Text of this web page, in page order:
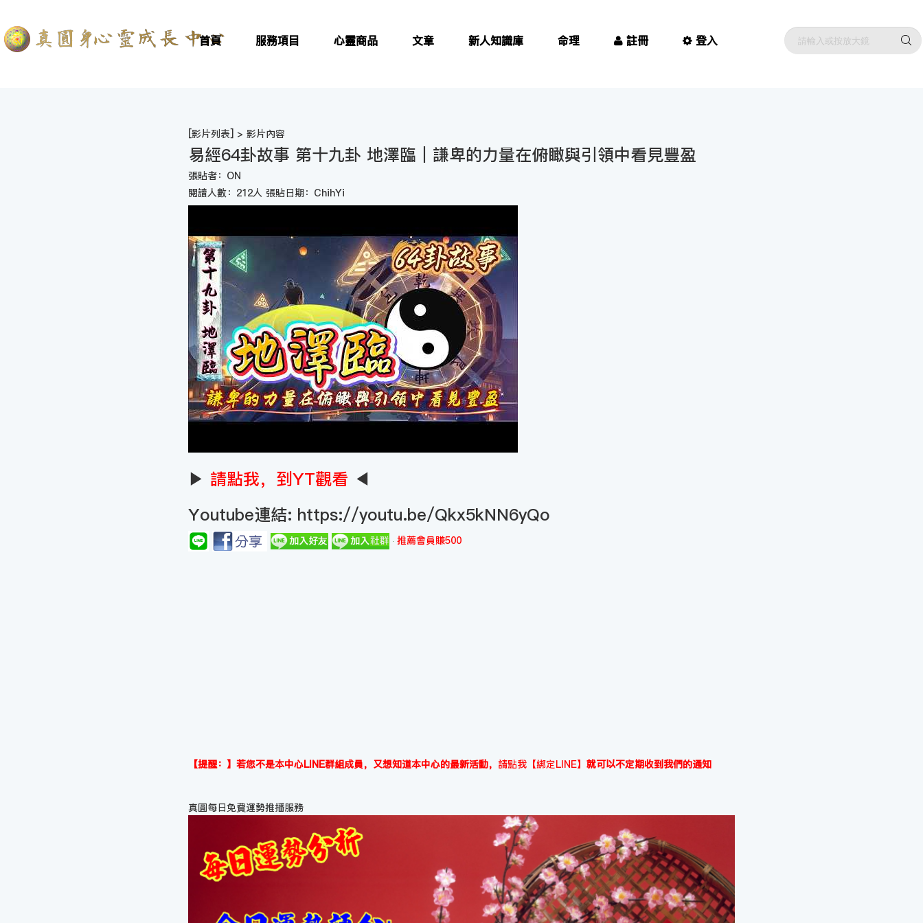
首頁 服務項目 心靈商品 文章 新人知識庫 命理 註冊 登入
[影片列表] > 影片內容
易經64卦故事 第十九卦 地澤臨｜謙卑的力量在俯瞰與引領中看見豐盈
張貼者：ON
閱讀人數：212人 張貼日期：ChihYi
▶ 請點我，到YT觀看 ◀
Youtube連結: https://youtu.be/Qkx5kNN6yQo
推薦會員賺500
【提醒：】若您不是本中心LINE群組成員，又想知道本中心的最新活動， 請點我【綁定LINE】 就可以不定期收到我們的通知
真圓每日免費運勢推播服務